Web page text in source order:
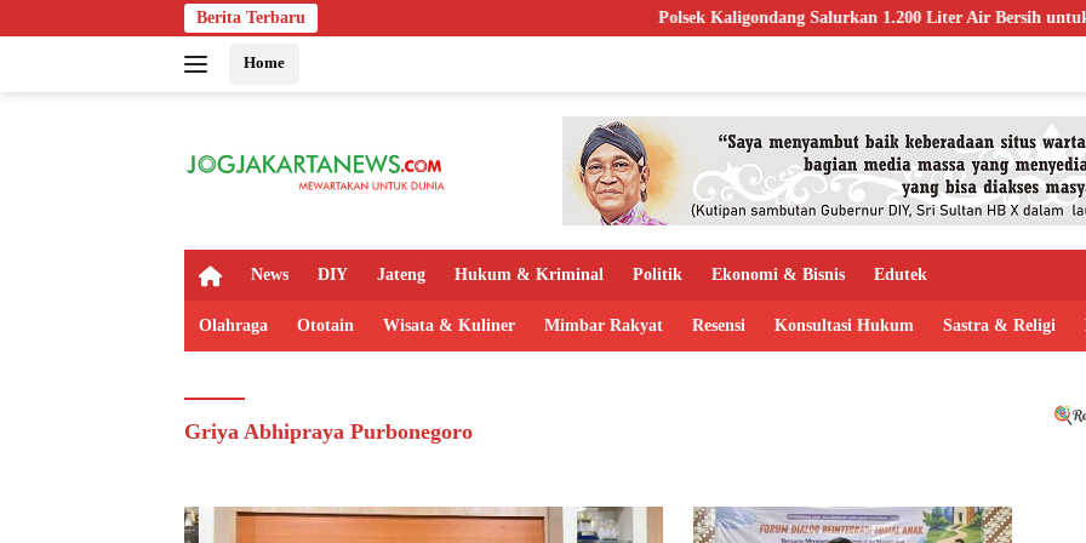
ke
Berita Terbaru Polsek Kaligondang Salurkan 1.200 Liter Air Bersih untuk Warga
Home
H
m
News DIY Jateng Hukum & Kriminal Politik Ekonomi & Bisnis Edutek
Olahraga Ototain Wisata & Kuliner Mimbar Rakyat Resensi Konsultasi Hukum Sastra & Religi
Griya Abhipraya Purbonegoro